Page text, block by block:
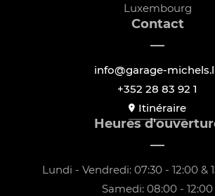
Luxembourg
Contact
info@garage-
+352 28 83 92 1
Itinéraire
Heures
Lundi - Vendredi: 07:30 - 12:00 &
Samedi: 08:00 - 12:00